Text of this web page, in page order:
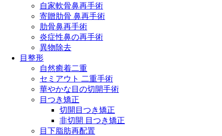
自家軟骨鼻再手術
寄贈肋骨 鼻再手術
肋骨鼻再手術
炎症性鼻の再手術
異物除去
目整形
自然癒着二重
セミアウト 二重手術
華やかな目の切開手術
目つき矯正
切開目つき矯正
非切開 目つき矯正
目下脂肪再配置